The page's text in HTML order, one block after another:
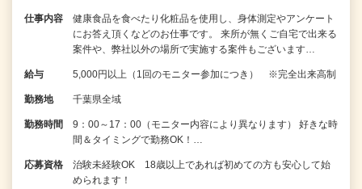
仕事内容
健康食品を食べたり化粧品を使用し、身体測定やアンケート
にお答え頂くなどのお仕事です。 来所が無くご自宅で出来る
案件や、弊社以外の場所で実施する案件もございます…
給与 5,000円以上（1回のモニター参加につき） ※完全出来高制
勤務地 千葉県全域
勤務時間
9：00～17：00（モニター内容により異なります） 好きな時
間＆タイミングで勤務OK！…
応募資格
治験未経験OK 18歳以上であれば初めての方も安心して始
められます！